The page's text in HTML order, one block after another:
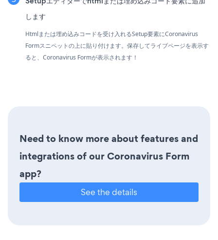
します
Htmlまたは埋め込みコードを受け入れるSetup要素にCoronavirus
Formスニペットの上に貼り付けます。保存してライブページを表示す
ると、Coronavirus Formが表示されます！
Need to know more about features and
integrations of our Coronavirus Form
app?
See the details